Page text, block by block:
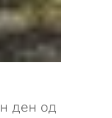
ден од